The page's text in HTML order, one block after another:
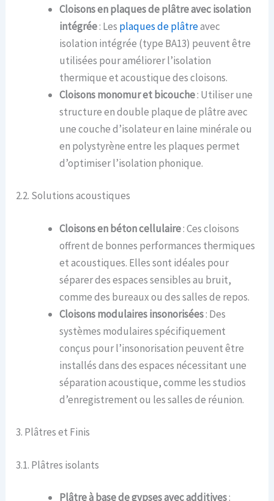
Cloisons en plaques de plâtre avec isolation
intégrée: Les plaques de plâtreavec
isolation intégrée (type BA13) peuvent être
utilisées pour améliorer l’isolation
thermique et acoustique des cloisons.
Cloisons monomur et bicouche: Utiliser une
structure en double plaque de plâtre avec
une couche d’isolateur en laine minérale ou
en polystyrène entre les plaques permet
d’optimiser l’isolation phonique.
2.2. Solutions acoustiques
Cloisons en béton cellulaire: Ces cloisons
offrent de bonnes performances thermiques
et acoustiques. Elles sont idéales pour
séparer des espaces sensibles au bruit,
comme des bureaux ou des salles de repos.
Cloisons modulaires insonorisées: Des
systèmes modulaires spécifiquement
conçus pour l’insonorisation peuvent être
installés dans des espaces nécessitant une
séparation acoustique, comme les studios
d’enregistrement ou les salles de réunion.
3. Plâtres et Finis
3.1. Plâtres isolants
Plâtre à base de gypses avec additives: